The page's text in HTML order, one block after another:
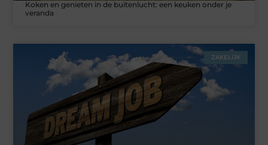
Koken en genieten in de buitenlucht: een keuken onder je
veranda
ZAKELIJK